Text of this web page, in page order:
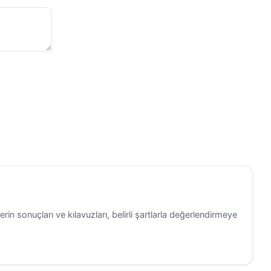
ve
sonuçları ve kılavuzları, belirli şartlarla değerlendirmeye